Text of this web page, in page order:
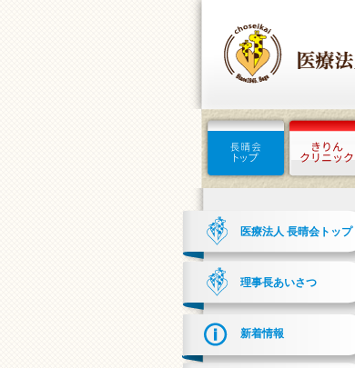
医療法人 長晴会トップ
理事長あいさつ
新着情報